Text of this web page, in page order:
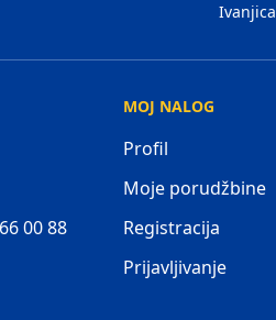
Ivanjica
00 88
MOJ NALOG
Profil
Moje porudžbine
Registracija
Prijavljivanje